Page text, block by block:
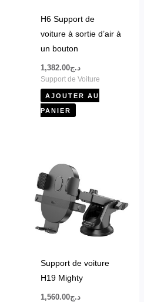
H6 Support de
voiture à sortie d’air à
un bouton
د.ج1,382.00
Support de Voiture
AJOUTER AU
PANIER
Support de voiture
H19 Mighty
د.ج1,560.00